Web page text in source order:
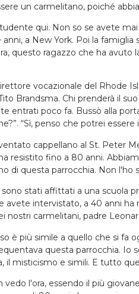
un carmelitano, poiché
qui. Non so se avete
a New York. Poi la
questo ragazzo che ha
vocazionale del
Brandsma. Chi prenderà il
entrati poco fa. Bussò alla
“Sì, penso che potrei
cappellano al St. Peter
resistito fino a 80 anni.
di questa parrocchia. Non l'ho
stati affittati a una scuola
avete intervistato, a 40 anni
carmelitani, padre
è più simile a quello che si
questa parrocchia.
il misticismo e simili. E tutto
vedo l'ora, essendo il più